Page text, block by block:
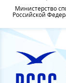
Министерство
Российской